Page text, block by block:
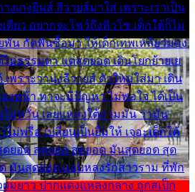
งเกงยีนส์ ลีวายส์มาใส่ เพราะเราเป็น
เดียว อยากจะโชว์ถึงหิวโซ เด็กใต้ก็ไม่
น กัดฟันซื้อมา ให้เด็กเทพเหลียวมอง
ไม่ธรรมดา แต่สุดยอด เดินโยกย้ายเย
พราะว่านุ่งลีวายส์ ตัวใหม่ใส่มา เดิน
งหน้า ท่าจะมีปัญหา ไม่พอใจ ได้เป็น
ม่หวั่น เลยแหลงใต้ถามมัน ว่ามัน
ม่พรื่อ เปลี่ยนเป็นยิ้มให้ เจอะเด็กใต้
ดยอด สุดยอด สุดยอด มันสุดยอด สุด
มันสุดยอด แอบหลงรักสาวราม ที่พัก
ผมยาว ปากแดงแหลงกลาง ถูกสเป็ก